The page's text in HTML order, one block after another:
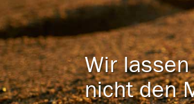
Wir
nicht den